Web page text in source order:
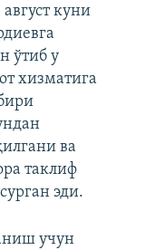
куни
ўтиб у
хизматига
ва
таклиф
эди.
учун